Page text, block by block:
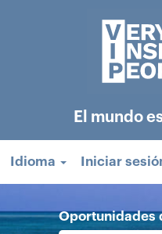
El mundo
Idioma Iniciar
Oportunidades